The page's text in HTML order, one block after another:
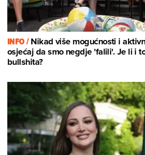
INFO /Nikad više mogućnosti i
osjećaj da smo negdje 'falili'. Je li i
bullshita?